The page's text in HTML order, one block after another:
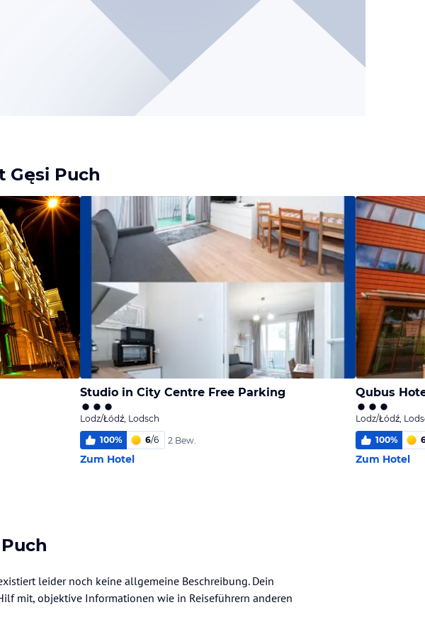
Gęsi Puch
Studio in City Centre Free Parking
Lodz/Łódź, Lodsch
100% 6/6 2 Bew.
Zum Hotel
Qubus
Lodz/Łódź,
100%
Zum Hotel
leider noch keine allgemeine Beschreibung. Dein
mit, objektive Informationen wie in Reiseführern anderen